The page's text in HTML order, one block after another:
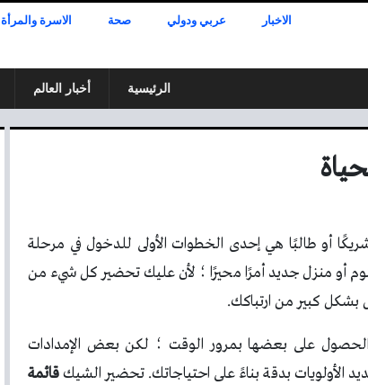
الاخبار عربي ودولي صحة الاسرة والمرأة
الرئيسية أخبار العالم
أو طالبًا هي إحدى الخطوات الأولى للدخول في مرحلة
أو منزل جديد أمرًا محيرًا ؛ لأن عليك تحضير كل شيء من
بشكل كبير من ارتباكك.
الحصول على بعضها بمرور الوقت ؛ لكن بعض الإمدادات
الأولويات بدقة بناءً على احتياجاتك. تحضير الشيكقائمة